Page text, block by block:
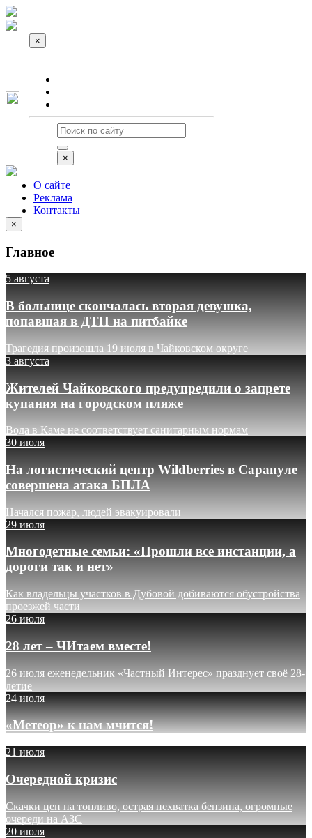
×
×
О сайте
Реклама
Контакты
×
Главное
5 августа
В больнице скончалась вторая девушка,
попавшая в ДТП на питбайке
Трагедия произошла 19 июля в Чайковском округе
3 августа
Жителей Чайковского предупредили о запрете
купания на городском пляже
Вода в Каме не соответствует санитарным нормам
30 июля
На логистический центр Wildberries в Сарапуле
совершена атака БПЛА
Начался пожар, людей эвакуировали
29 июля
Многодетные семьи: «Прошли все инстанции, а
дороги так и нет»
Как владельцы участков в Дубовой добиваются обустройства
проезжей части
26 июля
28 лет – ЧИтаем вместе!
26 июля еженедельник «Частный Интерес» празднует своё 28-
летие
24 июля
«Метеор» к нам мчится!
21 июля
Очередной кризис
Скачки цен на топливо, острая нехватка бензина, огромные
очереди на АЗС
20 июля